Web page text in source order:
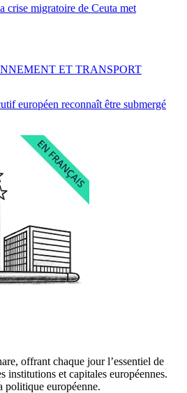
crise migratoire de Ceuta met
européen reconnaît être submergé
ET TRANSPORT
offrant chaque jour l’essentiel de
institutions et capitales européennes.
politique européenne.